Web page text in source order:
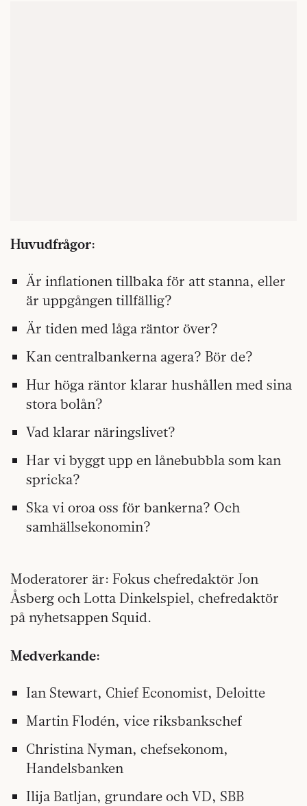
Huvudfrågor:
Är inflationen tillbaka för att stanna, eller
är uppgången tillfällig?
Är tiden med låga räntor över?
Kan centralbankerna agera? Bör de?
Hur höga räntor klarar hushållen med sina
stora bolån?
Vad klarar näringslivet?
Har vi byggt upp en lånebubbla som kan
spricka?
Ska vi oroa oss för bankerna? Och
samhällsekonomin?
Moderatorer är: Fokus chefredaktör Jon
Åsberg och Lotta Dinkelspiel, chefredaktör
på nyhetsappen Squid.
Medverkande:
Ian Stewart, Chief Economist, Deloitte
Martin Flodén, vice riksbankschef
Christina Nyman, chefsekonom,
Handelsbanken
Ilija Batljan, grundare och VD, SBB